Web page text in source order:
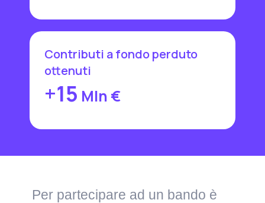
Contributi a fondo perduto
ottenuti
+15 Mln €
Per partecipare ad un bando è